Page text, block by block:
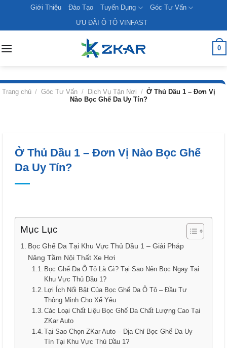
content
Giới Thiệu Đào Tạo Tuyển Dụng
Góc Tư Vấn
ƯU ĐÃI Ô TÔ VINFAST
0
Trang chủ / Góc Tư Vấn / Dịch Vụ Tận Nơi / Ở Thủ Dầu 1 – Đơn Vị
Nào Bọc Ghế Da Uy Tín?
Ở Thủ Dầu 1 – Đơn Vị Nào Bọc Ghế
Da Uy Tín?
Mục Lục
Bọc Ghế Da Tại Khu Vực Thủ Dầu 1 – Giải Pháp
Nâng Tầm Nội Thất Xe Hơi
Bọc Ghế Da Ô Tô Là Gì? Tại Sao Nên Bọc Ngay Tại
Khu Vực Thủ Dầu 1?
Lợi Ích Nổi Bật Của Bọc Ghế Da Ô Tô – Đầu Tư
Thông Minh Cho Xế Yêu
Các Loại Chất Liệu Bọc Ghế Da Chất Lượng Cao Tại
ZKar Auto
Tại Sao Chọn ZKar Auto – Địa Chỉ Bọc Ghế Da Uy
Tín Tại Khu Vực Thủ Dầu 1?